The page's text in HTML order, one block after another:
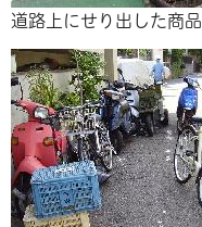
道路上にせり出した商品